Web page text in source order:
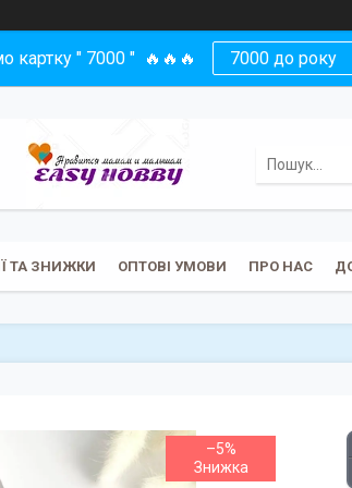
картку " 7000 " 🔥🔥🔥 7000 до року
ТА ЗНИЖКИ ОПТОВІ УМОВИ ПРО НАС
–5%